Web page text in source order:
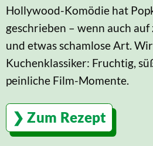
Hollywood-Komödie hat
geschrieben – wenn auch
und etwas schamlose Art.
Kuchenklassiker: Fruchtig,
peinliche Film-Momente.
Zum Rezept